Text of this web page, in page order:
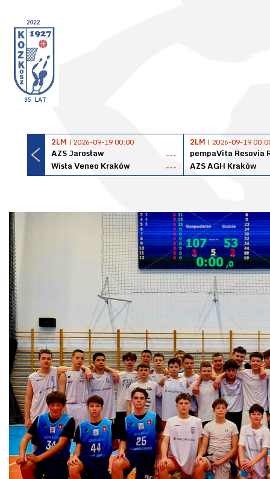
2LM | 2026-09-19 00:00
AZS Jarosław
---
Wisła Veneo Kraków
---
2LM | 2026-09-19
pempaVita Resovia
AZS AGH Kraków